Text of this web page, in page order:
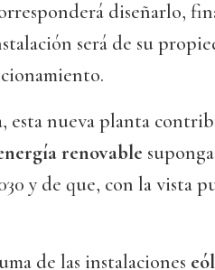
diseñarlo,
será de su
esta nueva planta
renovable
y de que, con la vista
de las instalaciones